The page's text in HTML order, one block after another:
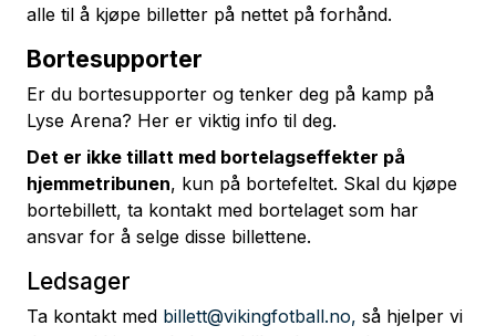
alle til å kjøpe billetter på nettet på forhånd.
Bortesupporter
Er du bortesupporter og tenker deg på kamp på
Lyse Arena? Her er viktig info til deg.
Det er ikke tillatt med bortelagseffekter på
hjemmetribunen, kun på bortefeltet. Skal du kjøpe
bortebillett, ta kontakt med bortelaget som har
ansvar for å selge disse billettene.
Ledsager
Ta kontakt med billett@vikingfotball.no, så hjelper vi